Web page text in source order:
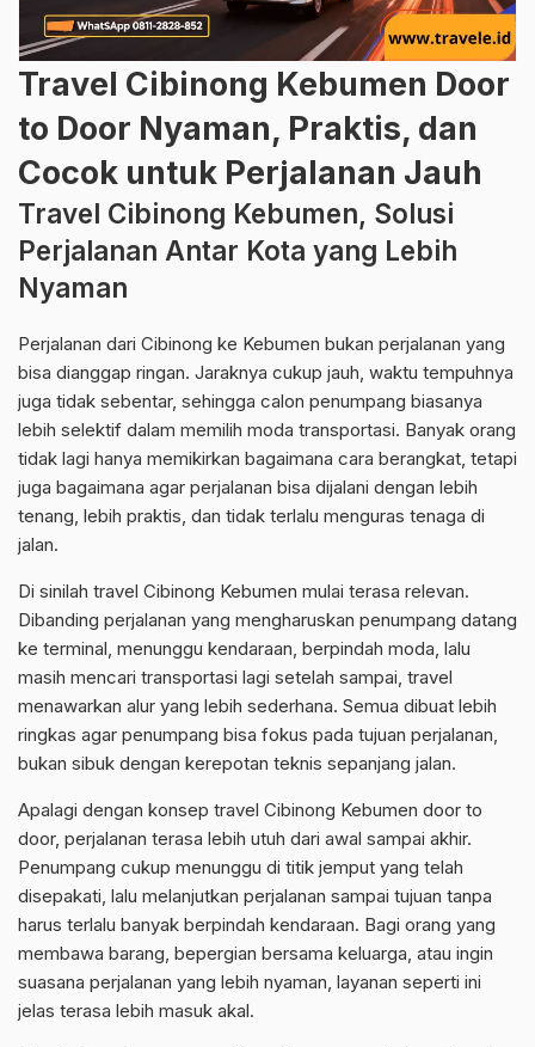
Travel Cibinong Kebumen Door
to Door Nyaman, Praktis, dan
Cocok untuk Perjalanan Jauh
Travel Cibinong Kebumen, Solusi
Perjalanan Antar Kota yang Lebih
Nyaman
Perjalanan dari Cibinong ke Kebumen bukan perjalanan yang
bisa dianggap ringan. Jaraknya cukup jauh, waktu tempuhnya
juga tidak sebentar, sehingga calon penumpang biasanya
lebih selektif dalam memilih moda transportasi. Banyak orang
tidak lagi hanya memikirkan bagaimana cara berangkat, tetapi
juga bagaimana agar perjalanan bisa dijalani dengan lebih
tenang, lebih praktis, dan tidak terlalu menguras tenaga di
jalan.
Di sinilah travel Cibinong Kebumen mulai terasa relevan.
Dibanding perjalanan yang mengharuskan penumpang datang
ke terminal, menunggu kendaraan, berpindah moda, lalu
masih mencari transportasi lagi setelah sampai, travel
menawarkan alur yang lebih sederhana. Semua dibuat lebih
ringkas agar penumpang bisa fokus pada tujuan perjalanan,
bukan sibuk dengan kerepotan teknis sepanjang jalan.
Apalagi dengan konsep travel Cibinong Kebumen door to
door, perjalanan terasa lebih utuh dari awal sampai akhir.
Penumpang cukup menunggu di titik jemput yang telah
disepakati, lalu melanjutkan perjalanan sampai tujuan tanpa
harus terlalu banyak berpindah kendaraan. Bagi orang yang
membawa barang, bepergian bersama keluarga, atau ingin
suasana perjalanan yang lebih nyaman, layanan seperti ini
jelas terasa lebih masuk akal.